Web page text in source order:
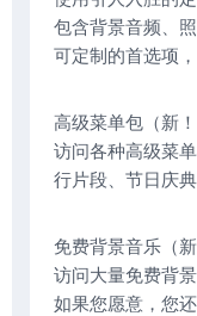
包含背景音频、
可定制的首选项
高级菜单包（新！
访问各种高级菜
行片段、节日庆
免费背景音乐（新
访问大量免费背
如果您愿意，您